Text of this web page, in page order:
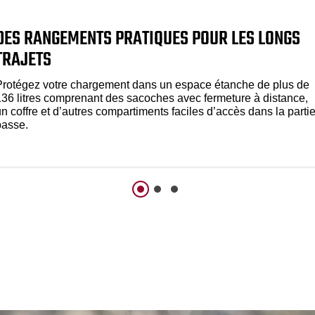
RANGEMENTS PRATIQUES POUR LES LONGS
votre chargement dans un espace étanche de plus de
litres comprenant des sacoches avec fermeture à distance,
coffre et d’autres compartiments faciles d’accès dans la partie